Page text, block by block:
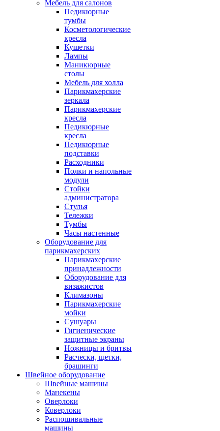
Мебель для салонов
Педикюрные
тумбы
Косметологические
кресла
Кушетки
Лампы
Маникюрные
столы
Мебель для холла
Парикмахерские
зеркала
Парикмахерские
кресла
Педикюрные
кресла
Педикюрные
подставки
Расходники
Полки и напольные
модули
Стойки
администратора
Стулья
Тележки
Тумбы
Часы настенные
Оборудование для
парикмахерских
Парикмахерские
принадлежности
Оборудование для
визажистов
Климазоны
Парикмахерские
мойки
Сушуары
Гигиенические
защитные экраны
Ножницы и бритвы
Расчески, щетки,
брашинги
Швейное оборудование
Швейные машины
Манекены
Оверлоки
Коверлоки
Распошивальные
машины